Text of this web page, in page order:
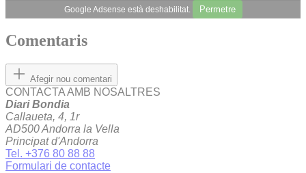
Google Adsense està deshabilitat. Permetre
Comentaris
Afegir nou comentari
CONTACTA AMB NOSALTRES
Diari Bondia
Callaueta, 4, 1r
AD500 Andorra la Vella
Principat d'Andorra
Tel. +376 80 88 88
Formulari de contacte